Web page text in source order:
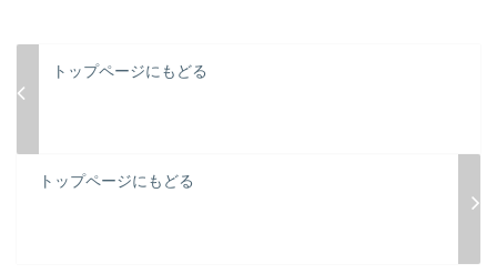
トップページにもどる
トップページにもどる